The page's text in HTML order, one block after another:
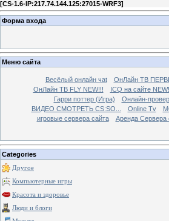
[CS-1.6-IP:217.74.144.125:27015-WRF3]
Форма входа
Меню сайта
Весёлый онлайн чаt ОнЛайн ТВ
ОнЛайн ТВ FLY NEW!!!
ICQ на сайте
Гарри поттер (Игра)
Онлайн-
ВИДЕО СМОТРЕТЬ CS:SO...
Online Tv
игровые сервера сайта
Аренда Сервера
Categories
Другое
Компьютерные игры
Красота и здоровье
Люди и блоги